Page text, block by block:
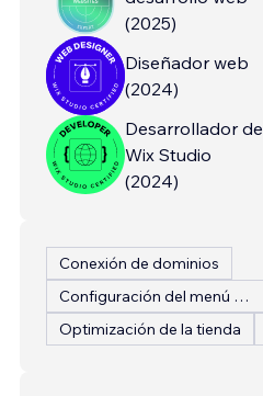
(2025)
Diseñador web
(2024)
Desarrollador de
Wix Studio
(2024)
Conexión de dominios
Configuración del menú del restaurante
Optimización de la tienda